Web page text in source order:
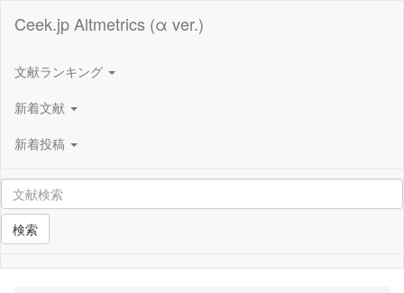
Ceek.jp Altmetrics (α ver.)
文献ランキング
新着文献
新着投稿
検索